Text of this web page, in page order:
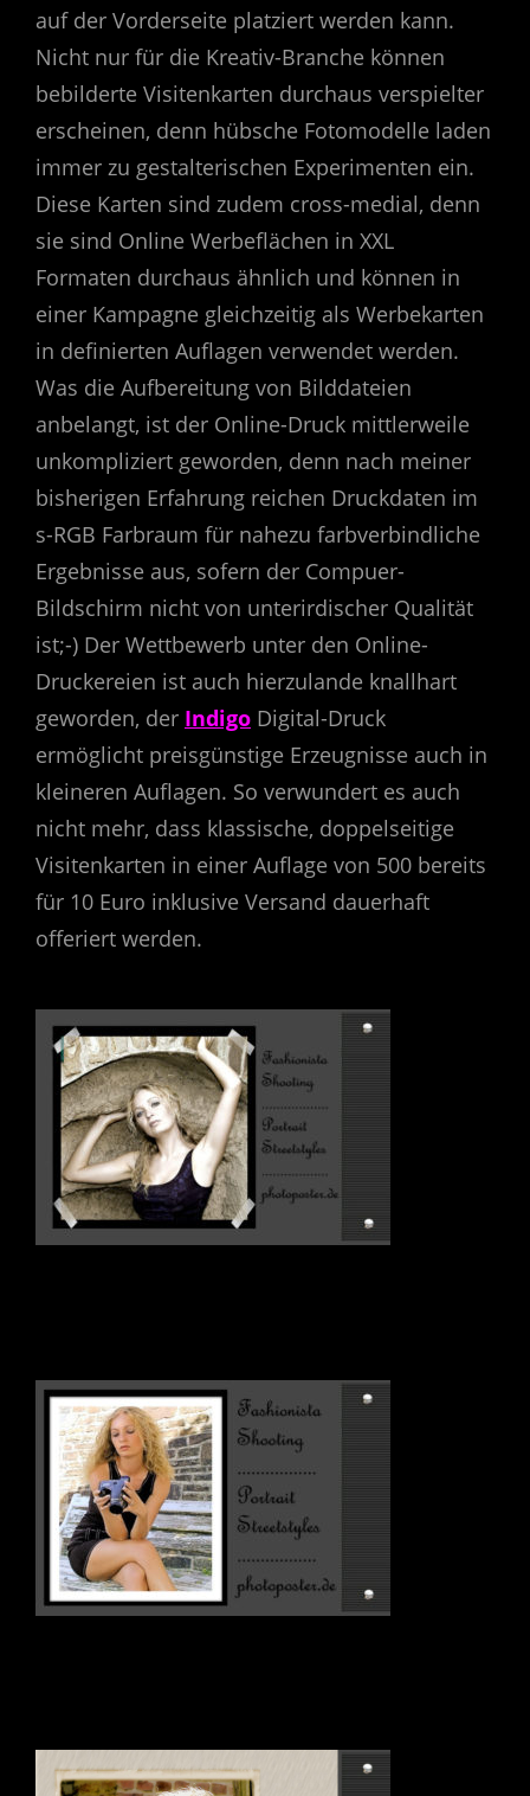
auf der Vorderseite platziert werden kann.
Nicht nur für die Kreativ-Branche können
bebilderte Visitenkarten durchaus verspielter
erscheinen, denn hübsche Fotomodelle laden
immer zu gestalterischen Experimenten ein.
Diese Karten sind zudem cross-medial, denn
sie sind Online Werbeflächen in XXL
Formaten durchaus ähnlich und können in
einer Kampagne gleichzeitig als Werbekarten
in definierten Auflagen verwendet werden.
Was die Aufbereitung von Bilddateien
anbelangt, ist der Online-Druck mittlerweile
unkompliziert geworden, denn nach meiner
bisherigen Erfahrung reichen Druckdaten im
s-RGB Farbraum für nahezu farbverbindliche
Ergebnisse aus, sofern der Compuer-
Bildschirm nicht von unterirdischer Qualität
ist;-) Der Wettbewerb unter den Online-
Druckereien ist auch hierzulande knallhart
geworden, der Indigo Digital-Druck
ermöglicht preisgünstige Erzeugnisse auch in
kleineren Auflagen. So verwundert es auch
nicht mehr, dass klassische, doppelseitige
Visitenkarten in einer Auflage von 500 bereits
für 10 Euro inklusive Versand dauerhaft
offeriert werden.